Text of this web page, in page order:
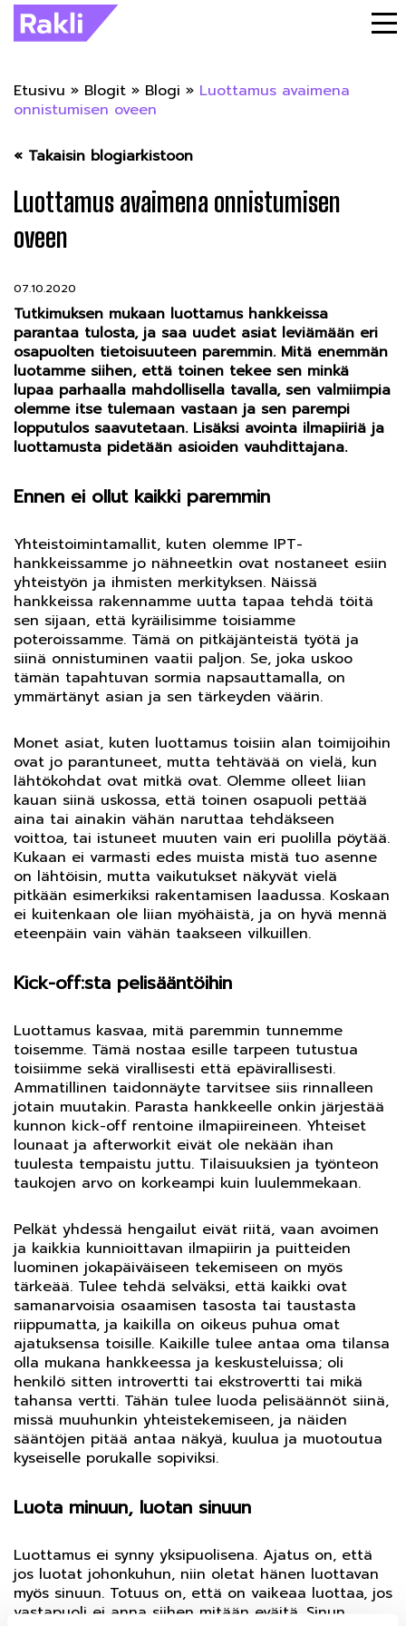
Etusivu » Blogit » Blogi » Luottamus avaimena
onnistumisen oveen
« Takaisin blogiarkistoon
Luottamus avaimena onnistumisen
oveen
07.10.2020
Tutkimuksen mukaan luottamus hankkeissa
parantaa tulosta, ja saa uudet asiat leviämään eri
osapuolten tietoisuuteen paremmin. Mitä enemmän
luotamme siihen, että toinen tekee sen minkä
lupaa parhaalla mahdollisella tavalla, sen valmiimpia
olemme itse tulemaan vastaan ja sen parempi
lopputulos saavutetaan. Lisäksi avointa ilmapiiriä ja
luottamusta pidetään asioiden vauhdittajana.
Ennen ei ollut kaikki paremmin
Yhteistoimintamallit, kuten olemme IPT-
hankkeissamme jo nähneetkin ovat nostaneet esiin
yhteistyön ja ihmisten merkityksen. Näissä
hankkeissa rakennamme uutta tapaa tehdä töitä
sen sijaan, että kyräilisimme toisiamme
poteroissamme. Tämä on pitkäjänteistä työtä ja
siinä onnistuminen vaatii paljon. Se, joka uskoo
tämän tapahtuvan sormia napsauttamalla, on
ymmärtänyt asian ja sen tärkeyden väärin.
Monet asiat, kuten luottamus toisiin alan toimijoihin
ovat jo parantuneet, mutta tehtävää on vielä, kun
lähtökohdat ovat mitkä ovat. Olemme olleet liian
kauan siinä uskossa, että toinen osapuoli pettää
aina tai ainakin vähän naruttaa tehdäkseen
voittoa, tai istuneet muuten vain eri puolilla pöytää.
Kukaan ei varmasti edes muista mistä tuo asenne
on lähtöisin, mutta vaikutukset näkyvät vielä
pitkään esimerkiksi rakentamisen laadussa. Koskaan
ei kuitenkaan ole liian myöhäistä, ja on hyvä mennä
eteenpäin vain vähän taakseen vilkuillen.
Kick-off:sta pelisääntöihin
Luottamus kasvaa, mitä paremmin tunnemme
toisemme. Tämä nostaa esille tarpeen tutustua
toisiimme sekä virallisesti että epävirallisesti.
Ammatillinen taidonnäyte tarvitsee siis rinnalleen
jotain muutakin. Parasta hankkeelle onkin järjestää
kunnon kick-off rentoine ilmapiireineen. Yhteiset
lounaat ja afterworkit eivät ole nekään ihan
tuulesta tempaistu juttu. Tilaisuuksien ja työnteon
taukojen arvo on korkeampi kuin luulemmekaan.
Pelkät yhdessä hengailut eivät riitä, vaan avoimen
ja kaikkia kunnioittavan ilmapiirin ja puitteiden
luominen jokapäiväiseen tekemiseen on myös
tärkeää. Tulee tehdä selväksi, että kaikki ovat
samanarvoisia osaamisen tasosta tai taustasta
riippumatta, ja kaikilla on oikeus puhua omat
ajatuksensa toisille. Kaikille tulee antaa oma tilansa
olla mukana hankkeessa ja keskusteluissa; oli
henkilö sitten introvertti tai ekstrovertti tai mikä
tahansa vertti. Tähän tulee luoda pelisäännöt siinä,
missä muuhunkin yhteistekemiseen, ja näiden
sääntöjen pitää antaa näkyä, kuulua ja muotoutua
kyseiselle porukalle sopiviksi.
Luota minuun, luotan sinuun
Luottamus ei synny yksipuolisena. Ajatus on, että
jos luotat johonkuhun, niin oletat hänen luottavan
myös sinuun. Totuus on, että on vaikeaa luottaa, jos
vastapuoli ei anna siihen mitään eväitä. Sinun